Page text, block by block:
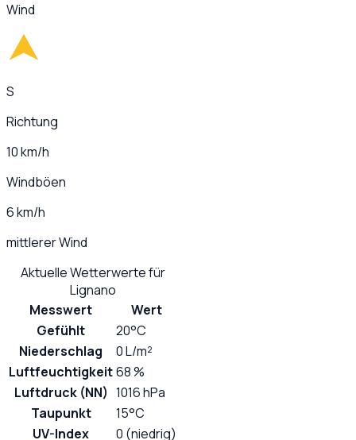
Wind
S
Richtung
10 km/h
Windböen
6 km/h
mittlerer Wind
Aktuelle Wetterwerte für
Lignano
Messwert
Wert
Gefühlt
20°C
Niederschlag
0 L/m²
Luftfeuchtigkeit68 %
Luftdruck (NN) 1016 hPa
Taupunkt
15°C
UV-Index
0 (niedrig)